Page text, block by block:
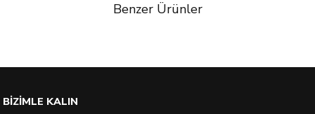
Benzer Ürünler
BİZİMLE KALIN